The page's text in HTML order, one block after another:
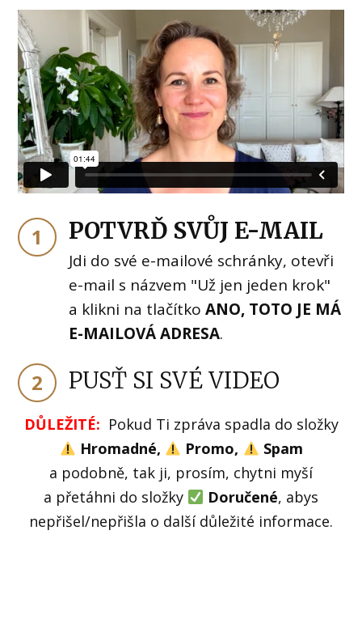
1 POTVRĎ SVŮJ E-MAIL
Jdi do své e-mailové schránky, otevři
e-mail s názvem "Už jen jeden krok"
a klikni na tlačítkoANO, TOTO JE MÁ
E-MAILOVÁ ADRESA.
2 PUSŤ SI SVÉ VIDEO
DŮLEŽITÉ: Pokud Ti zpráva spadla do složky
Hromadné,
Promo,
Spam
a podobně, tak ji, prosím, chytni myší
a přetáhni do složky
Doručené, abys
nepřišel/nepřišla o další důležité informace.